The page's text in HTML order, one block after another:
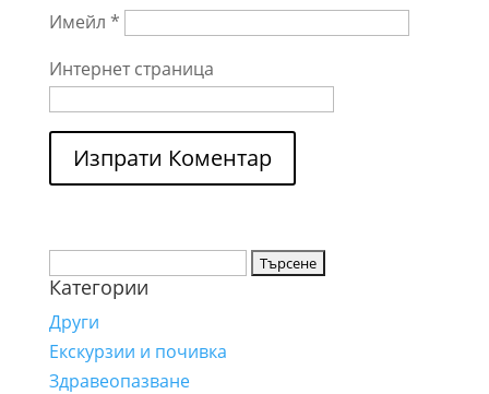
Имейл *
Интернет страница
за:
Категории
Други
Екскурзии и почивка
Здравеопазване